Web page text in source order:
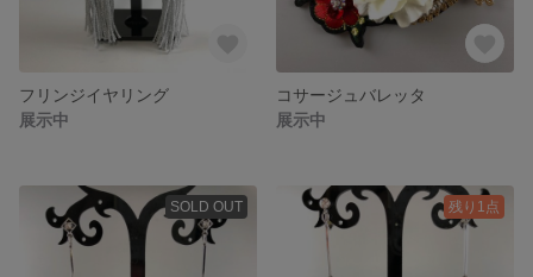
フリンジイヤリング
展示中
コサージュバレッタ
展示中
SOLD OUT 残り1点